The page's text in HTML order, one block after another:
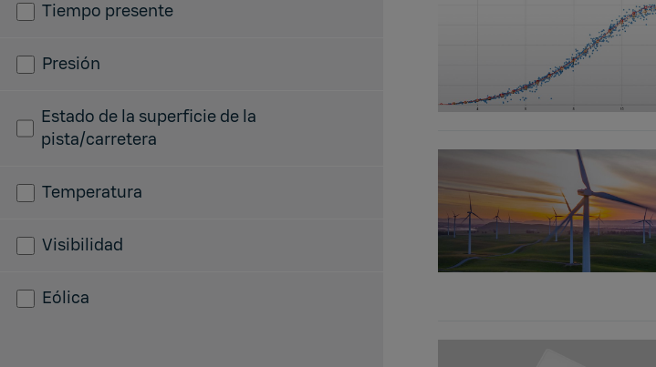
Tiempo presente
Presión
Estado de la superficie de la
pista/carretera
Temperatura
Visibilidad
Eólica